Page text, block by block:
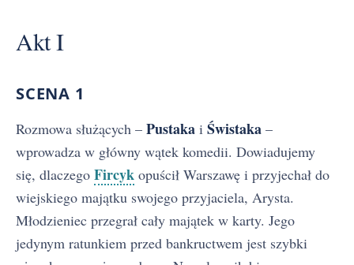
Akt I
SCENA 1
Rozmowa służących – Pustaka i Świstaka –
wprowadza w główny wątek komedii. Dowiadujemy
się, dlaczego Fircyk opuścił Warszawę i przyjechał do
wiejskiego majątku swojego przyjaciela, Arysta.
Młodzieniec przegrał cały majątek w karty. Jego
jedynym ratunkiem przed bankructwem jest szybki